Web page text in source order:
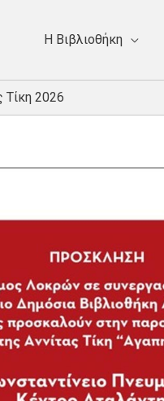
Η Bιβλιοθήκη
Τίκη 2026